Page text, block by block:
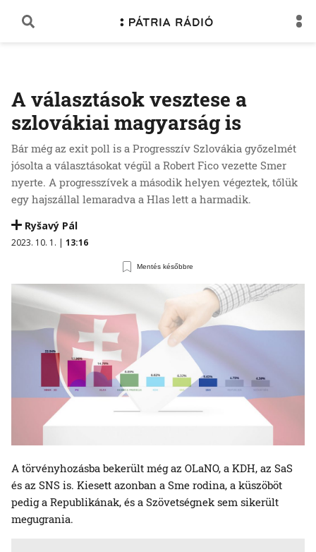
A választások vesztese a
szlovákiai magyarság is
Bár még az exit poll is a Progresszív Szlovákia győzelmét
jósolta a választásokat végül a Robert Fico vezette Smer
nyerte. A progresszívek a második helyen végeztek, tőlük
egy hajszállal lemaradva a Hlas lett a harmadik.
Ryšavý Pál
2023. 10. 1. | 13:16
Mentés későbbre
A törvényhozásba bekerült még az OLaNO, a KDH, az SaS
és az SNS is. Kiesett azonban a Sme rodina, a küszöböt
pedig a Republikának, és a Szövetségnek sem sikerült
megugrania.